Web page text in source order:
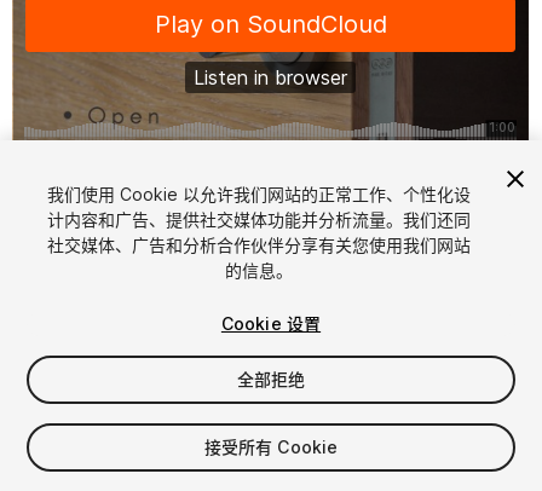
1/2
$19.99
增值税将在结算时计算
我们使用 Cookie 以允许我们网站的正常工作、个性化设
计内容和广告、提供社交媒体功能并分析流量。我们还同
社交媒体、广告和分析合作伙伴分享有关您使用我们网站
的信息。
Cookie 设置
全部拒绝
接受所有 Cookie